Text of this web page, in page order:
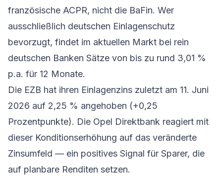
französische ACPR, nicht die BaFin. Wer
ausschließlich deutschen Einlagenschutz
bevorzugt, findet im aktuellen Markt bei rein
deutschen Banken Sätze von bis zu rund 3,01 %
p.a. für 12 Monate.
Die EZB hat ihren Einlagenzins zuletzt am 11. Juni
2026 auf 2,25 % angehoben (+0,25
Prozentpunkte). Die Opel Direktbank reagiert mit
dieser Konditionserhöhung auf das veränderte
Zinsumfeld — ein positives Signal für Sparer, die
auf planbare Renditen setzen.